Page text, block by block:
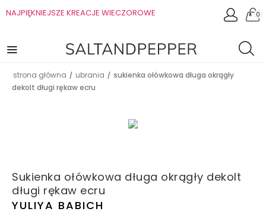
NAJPIĘKNIEJSZE KREACJE WIECZOROWE 0
strona główna / ubrania / sukienka ołówkowa długa okrągły
dekolt długi rękaw ecru
Sukienka ołówkowa długa okrągły dekolt
długi rękaw ecru
YULIYA BABICH